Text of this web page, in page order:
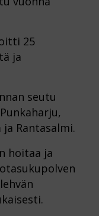
25
ja
seutu
ja Rantasalmi.
hoitaa ja